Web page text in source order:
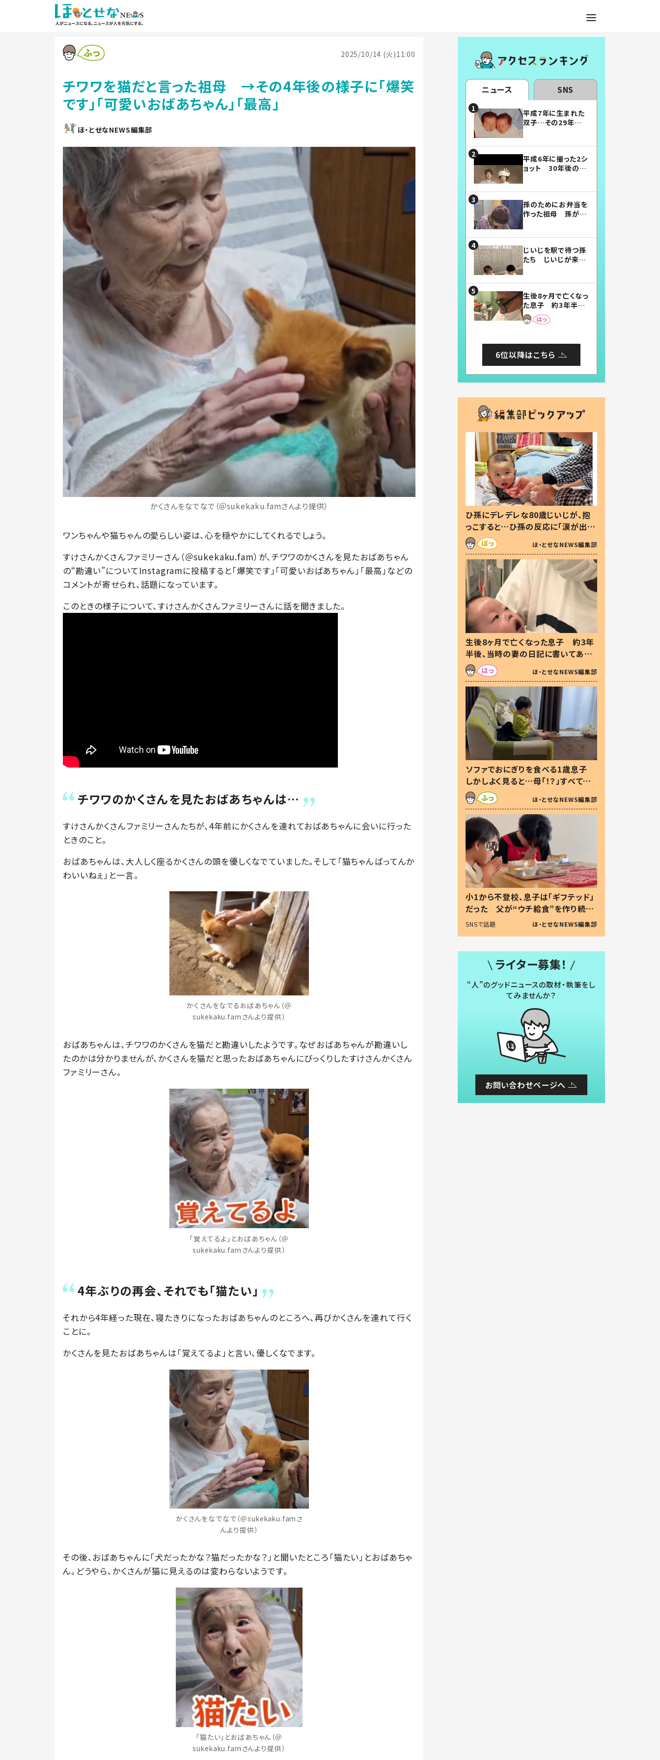
2025/10/14 (火)11:00
チワワを猫だと言った祖母 →その4年後の様子に「爆笑
です」「可愛いおばあちゃん」「最高」
ほ・とせなNEWS編集部
かくさんをなでなで（＠sukekaku.famさんより提供）
ワンちゃんや猫ちゃんの愛らしい姿は、心を穏やかにしてくれるでしょう。
すけさんかくさんファミリーさん（＠sukekaku.fam）が、チワワのかくさんを見たおばあちゃん
の“勘違い”についてInstagramに投稿すると「爆笑です」「可愛いおばあちゃん」「最高」などの
コメントが寄せられ、話題になっています。
このときの様子について、すけさんかくさんファミリーさんに話を聞きました。
チワワのかくさんを見たおばあちゃんは…
すけさんかくさんファミリーさんたちが、4年前にかくさんを連れておばあちゃんに会いに行った
ときのこと。
おばあちゃんは、大人しく座るかくさんの頭を優しくなでていました。そして「猫ちゃんばってんか
わいいねぇ」と一言。
かくさんをなでるおばあちゃん（＠
sukekaku.famさんより提供）
おばあちゃんは、チワワのかくさんを猫だと勘違いしたようです。なぜおばあちゃんが勘違いし
たのかは分かりませんが、かくさんを猫だと思ったおばあちゃんにびっくりしたすけさんかくさん
ファミリーさん。
「覚えてるよ」とおばあちゃん（＠
sukekaku.famさんより提供）
4年ぶりの再会、それでも「猫たい」
それから4年経った現在、寝たきりになったおばあちゃんのところへ、再びかくさんを連れて行く
ことに。
かくさんを見たおばあちゃんは「覚えてるよ」と言い、優しくなでます。
かくさんをなでなで（＠sukekaku.famさ
んより提供）
その後、おばあちゃんに「犬だったかな？猫だったかな？」と聞いたところ「猫たい」とおばあちゃ
ん。どうやら、かくさんが猫に見えるのは変わらないようです。
「猫たい」とおばあちゃん（＠
sukekaku.famさんより提供）
ニュース SNS
平成7年に生まれた
双子…その29年後
平成6年に撮った2シ
ョット 30年後の姿
孫のためにお弁当を
作った祖母 孫が絶
じいじを駅で待つ孫
たち じいじが来た
まらない」「幸せにな
れる」
生後8ヶ月で亡くなっ
た息子 約3年半
後、当時の妻の日記
に書いてあった本音
6位以降はこちら
ひ孫にデレデレな80歳じいじが、抱
っこすると…ひ孫の反応に「涙が出ま
した」「可愛くて仕方ない」
ほ・とせなNEWS編集部
生後8ヶ月で亡くなった息子 約3年
半後、当時の妻の日記に書いてあっ
た本音とは
ほ・とせなNEWS編集部
ソファでおにぎりを食べる1歳息子
しかしよく見ると…母「！？」すべてを
察した母の投稿に「可愛いから許
す！」「現行犯〜」
ほ・とせなNEWS編集部
小1から不登校、息子は「ギフテッド」
だった 父が“ウチ給食”を作り続け
る理由とは #令和の親 #令和の子
SNSで話題 ほ・とせなNEWS編集部
ライター募集！
“人”のグッドニュースの取材・執筆をし
てみませんか？
お問い合わせページへ